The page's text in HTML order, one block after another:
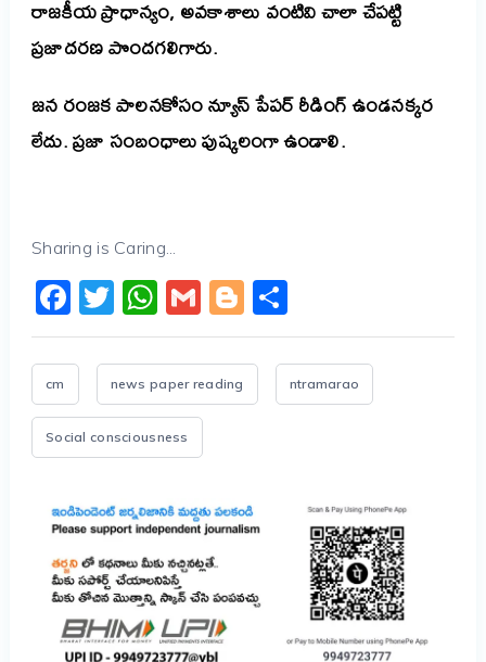
రాజకీయ ప్రాధాన్యం, అవకాశాలు వంటివి చాలా చేపట్టి
ప్రజాదరణ పొందగలిగారు.
జన రంజక పాలనకోసం న్యూస్ పేపర్ రీడింగ్ ఉండనక్కర
లేదు. ప్రజా సంబంధాలు పుష్కలంగా ఉండాలి.
Sharing is Caring...
Facebook
Twitter
WhatsApp
GmailBlogger
Share
cm news paper reading ntramarao
Social consciousness